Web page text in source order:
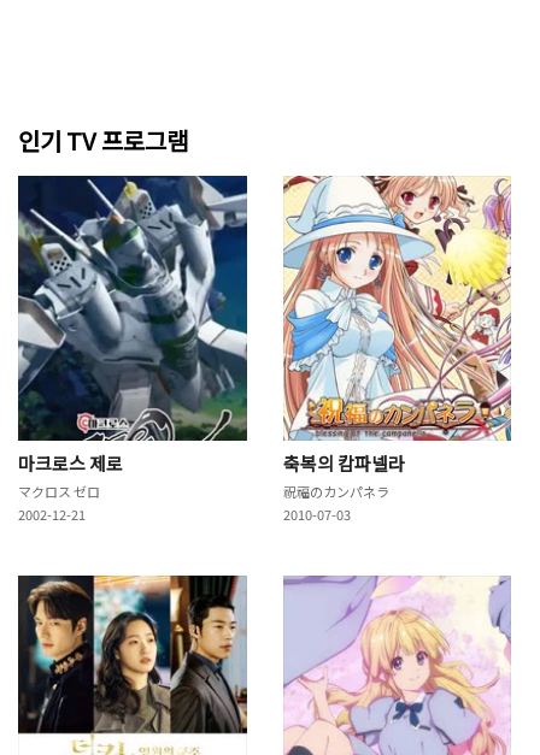
인기 TV 프로그램
마크로스 제로
マクロス ゼロ
2002-12-21
축복의 캄파넬라
祝福のカンパネラ
2010-07-03